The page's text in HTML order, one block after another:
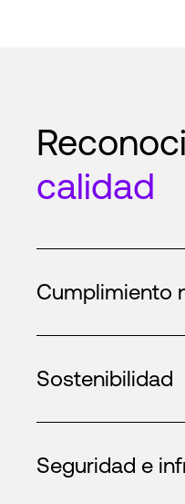
calidad
Cumplimiento
Sostenibilidad
Seguridad e